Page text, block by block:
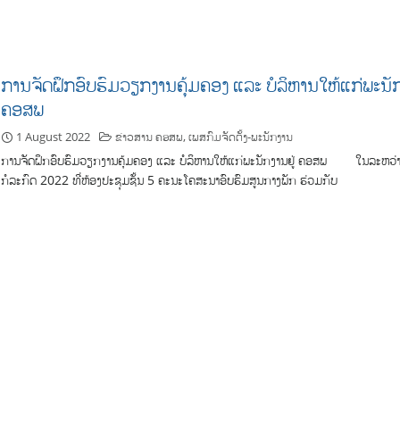
ການຈັດຝຶກອົບຮົມວຽກງານຄຸ້ມຄອງ ແລະ ບໍລິຫານໃຫ້ແກ່ພະນັ
ຄອສພ
1 August 2022 ຂ່າວສານ ຄອສພ,ເພສກົມຈັດຕັ້ງ-ພະນັກງານ
ການຈັດຝຶກອົບຮົມວຽກງານຄຸ້ມຄອງ ແລະ ບໍລິຫານໃຫ້ແກ່ພະນັກງານຢູ່ ຄອສພ ໃນລະຫວ່
ກໍລະກົດ 2022 ທີ່ຫ້ອງປະຊຸມຊັ້ນ 5 ຄະນະໂຄສະນາອົບຮົມສູນກາງພັກ ຮ່ວມກັບ